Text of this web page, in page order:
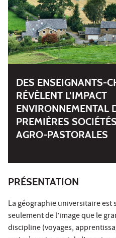
DES
RÉVÈLENT L’IMPACT
ENVIRONNEMENTAL
PREMIÈRES SOCIÉTÉS
AGRO‑PASTORALES
PRÉSENTATION
La géographie universitaire
seulement de l’image que le
discipline (voyages,